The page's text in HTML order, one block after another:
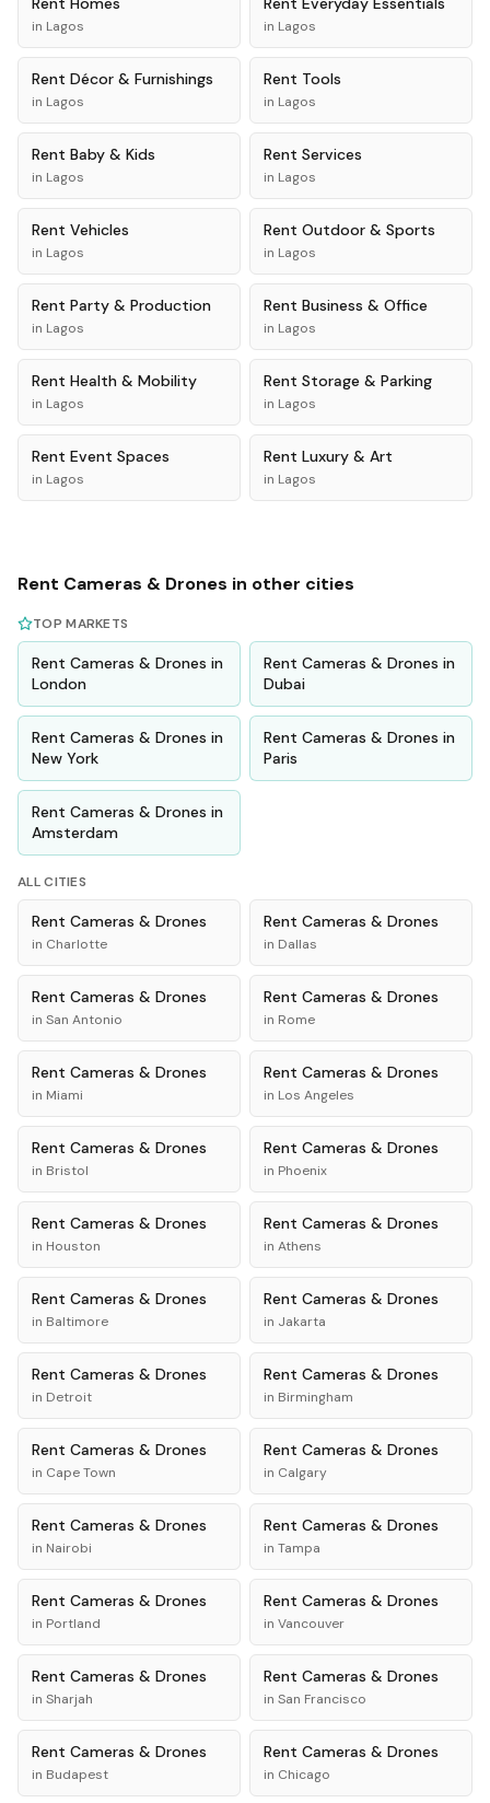
in Lagos in Lagos
Rent Décor & Furnishings
in Lagos
Rent Tools
in Lagos
Rent Baby & Kids
in Lagos
Rent Services
in Lagos
Rent Vehicles
in Lagos
Rent Outdoor & Sports
in Lagos
Rent Party & Production
in Lagos
Rent Business & Office
in Lagos
Rent Health & Mobility
in Lagos
Rent Storage & Parking
in Lagos
Rent Event Spaces
in Lagos
Rent Luxury & Art
in Lagos
Rent Cameras & Drones in other cities
TOP MARKETS
Rent Cameras & Drones in
London
Rent Cameras & Drones in
Dubai
Rent Cameras & Drones in
New York
Rent Cameras & Drones in
Paris
Rent Cameras & Drones in
Amsterdam
ALL CITIES
Rent Cameras & Drones
in Charlotte
Rent Cameras & Drones
in Dallas
Rent Cameras & Drones
in San Antonio
Rent Cameras & Drones
in Rome
Rent Cameras & Drones
in Miami
Rent Cameras & Drones
in Los Angeles
Rent Cameras & Drones
in Bristol
Rent Cameras & Drones
in Phoenix
Rent Cameras & Drones
in Houston
Rent Cameras & Drones
in Athens
Rent Cameras & Drones
in Baltimore
Rent Cameras & Drones
in Jakarta
Rent Cameras & Drones
in Detroit
Rent Cameras & Drones
in Birmingham
Rent Cameras & Drones
in Cape Town
Rent Cameras & Drones
in Calgary
Rent Cameras & Drones
in Nairobi
Rent Cameras & Drones
in Tampa
Rent Cameras & Drones
in Portland
Rent Cameras & Drones
in Vancouver
Rent Cameras & Drones
in Sharjah
Rent Cameras & Drones
in San Francisco
Rent Cameras & Drones
in Budapest
Rent Cameras & Drones
in Chicago